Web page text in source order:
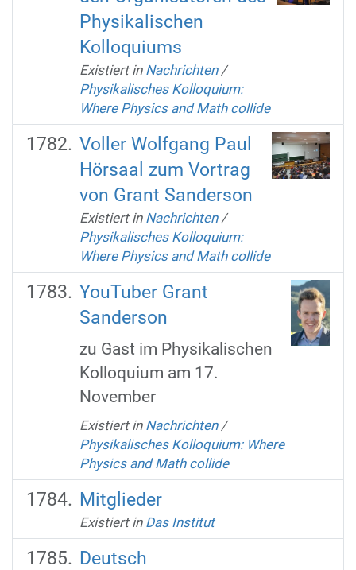
Physikalischen
Kolloquiums
Existiert in Nachrichten /
Physikalisches Kolloquium:
Where Physics and Math collide
Voller Wolfgang Paul
Hörsaal zum Vortrag
von Grant Sanderson
Existiert in Nachrichten /
Physikalisches Kolloquium:
Where Physics and Math collide
YouTuber Grant
Sanderson
zu Gast im Physikalischen
Kolloquium am 17.
November
Existiert in Nachrichten /
Physikalisches Kolloquium: Where
Physics and Math collide
Mitglieder
Existiert in Das Institut
Deutsch